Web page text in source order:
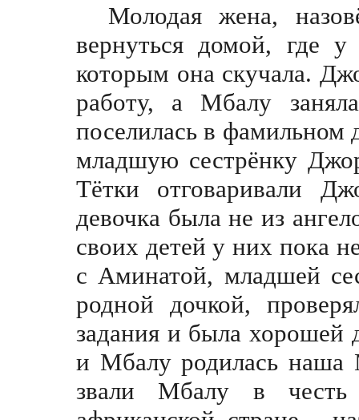
Молодая жена,
вернуться домой, где
которым она скучала.
работу, а Мбалу
поселилась в
младшую сестрёнку
Тётки отговаривали
девочка была не из
своих детей у них пока
с Аминатой, младшей
родной дочкой,
задания и была хорошей
и Мбалу родилась
звали Мбалу в